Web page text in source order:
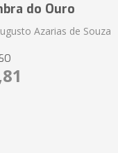
do Ouro
Azarias de Souza